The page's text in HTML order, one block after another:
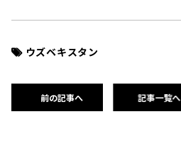
ウズベキスタン
前の記事へ 記事一覧へ